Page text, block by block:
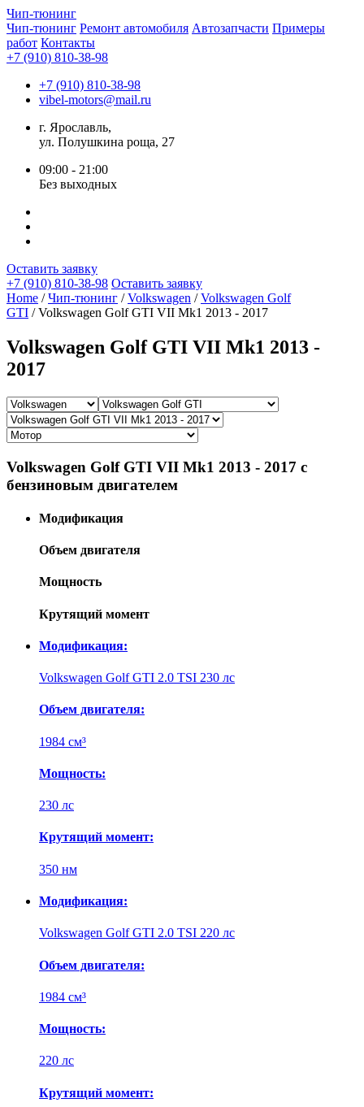
Чип-тюнинг
Чип-тюнинг Ремонт автомобиля Автозапчасти Примеры
работ Контакты
+7 (910) 810-38-98
+7 (910) 810-38-98
vibel-motors@mail.ru
г. Ярославль,
ул. Полушкина роща, 27
09:00 - 21:00
Без выходных
Оставить заявку
+7 (910) 810-38-98 Оставить заявку
Home /Чип-тюнинг /Volkswagen /Volkswagen Golf
GTI / Volkswagen Golf GTI VII Mk1 2013 - 2017
Volkswagen Golf GTI VII Mk1 2013 -
2017
Volkswagen Golf GTI VII Mk1 2013 - 2017 с
бензиновым двигателем
Модификация
Объем двигателя
Мощность
Крутящий момент
Модификация:
Volkswagen Golf GTI 2.0 TSI 230 лс
Объем двигателя:
1984 см³
Мощность:
230 лс
Крутящий момент:
350 нм
Модификация:
Volkswagen Golf GTI 2.0 TSI 220 лс
Объем двигателя:
1984 см³
Мощность:
220 лс
Крутящий момент: